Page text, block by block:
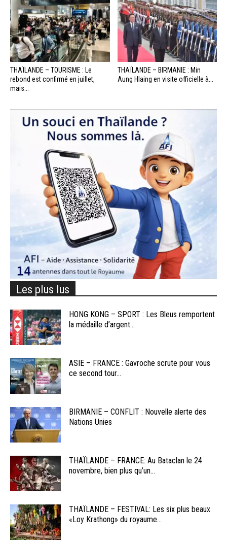
THAÏLANDE – TOURISME : Le
rebond est confirmé en juillet,
mais...
THAÏLANDE – BIRMANIE : Min
Aung Hlaing en visite officielle à...
Les plus lus
HONG KONG – SPORT : Les Bleus remportent
la médaille d’argent...
ASIE – FRANCE : Gavroche scrute pour vous
ce second tour...
BIRMANIE – CONFLIT : Nouvelle alerte des
Nations Unies
THAÏLANDE – FRANCE: Au Bataclan le 24
novembre, bien plus qu’un...
THAÏLANDE – FESTIVAL: Les six plus beaux
«Loy Krathong» du royaume...